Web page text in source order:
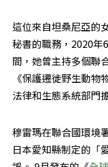
這位來自坦桑尼亞的
秘書的職務，2020年
間，她曾主持多個聯
《保護遷徙野生動
法律和生態系統部門
穆雷瑪在聯合國環境
日本愛知縣制定的「